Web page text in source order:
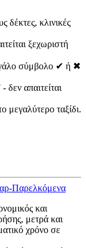
δέκτες, κλινικές
ξεχωριστή
σύμβολο ✔ ή ✖
απαιτείται
μεγαλύτερο ταξίδι.
Παρελκόμενα
και
μετρά και
χρόνο σε